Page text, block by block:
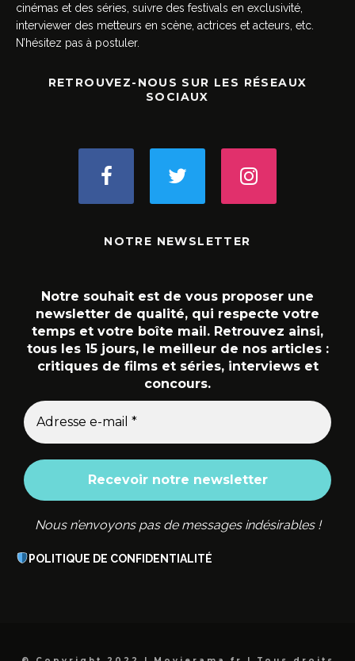
cinémas et des séries, suivre des festivals en exclusivité,
interviewer des metteurs en scène, actrices et acteurs, etc.
N’hésitez pas à postuler.
RETROUVEZ-NOUS SUR LES RÉSEAUX
SOCIAUX
NOTRE NEWSLETTER
Notre souhait est de vous proposer une
newsletter de qualité, qui respecte votre
temps et votre boîte mail. Retrouvez ainsi,
tous les 15 jours, le meilleur de nos articles :
critiques de films et séries, interviews et
concours.
Nous n’envoyons pas de messages indésirables !
POLITIQUE DE CONFIDENTIALITÉ